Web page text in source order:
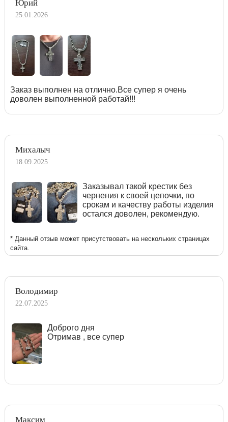
Юрий
25.01.2026
Заказ выполнен на отлично.Все супер я очень
доволен выполненной работай!!!
Михалыч
18.09.2025
Заказывал такой крестик без
чернения к своей цепочки, по
срокам и качеству работы изделия
остался доволен, рекомендую.
* Данный отзыв может присутствовать на нескольких страницах
сайта.
Володимир
22.07.2025
Доброго дня
Отримав , все супер
Максим